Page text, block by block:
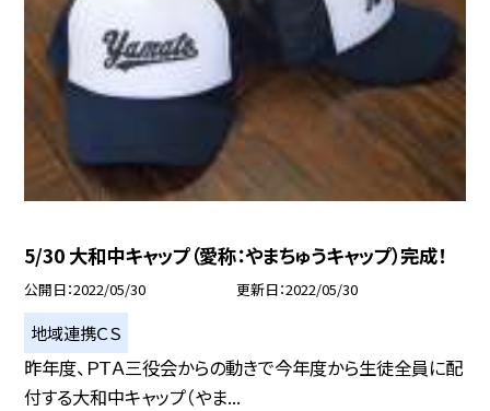
5/30 大和中キャップ（愛称：やまちゅうキャップ）完成！
公開日 2022/05/30 更新日 2022/05/30
地域連携ＣＳ
昨年度、ＰＴＡ三役会からの動きで今年度から生徒全員に配
付する大和中キャップ（やま...